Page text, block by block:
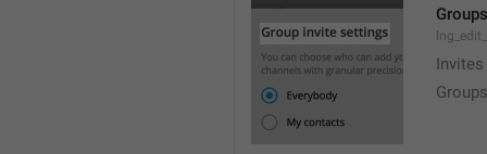
Invites